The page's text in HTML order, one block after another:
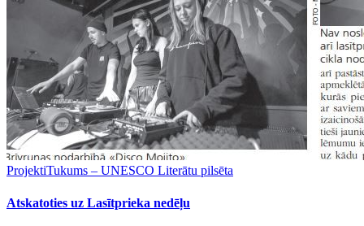
ProjektiTukums – UNESCO Literātu pilsēta
Atskatoties uz Lasītprieka nedēļu